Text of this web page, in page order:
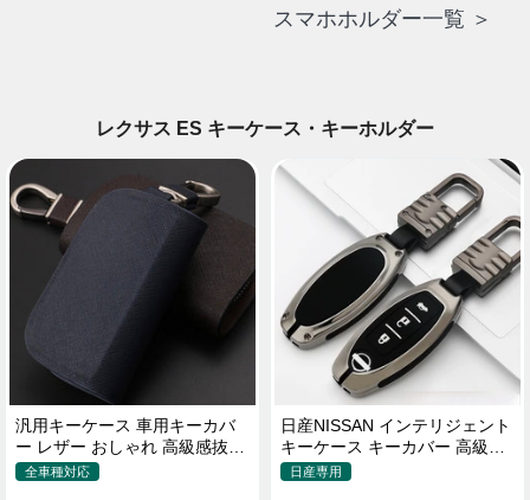
スマホホルダー一覧 ＞
レクサス ES キーケース・キーホルダー
汎用キーケース 車用キーカバ
ー レザー おしゃれ 高級感抜群
ロゴオーダーメイド
全車種対応
日産NISSAN インテリジェント
キーケース キーカバー 高級品
軽量 3/4/5ボタン
日産専用